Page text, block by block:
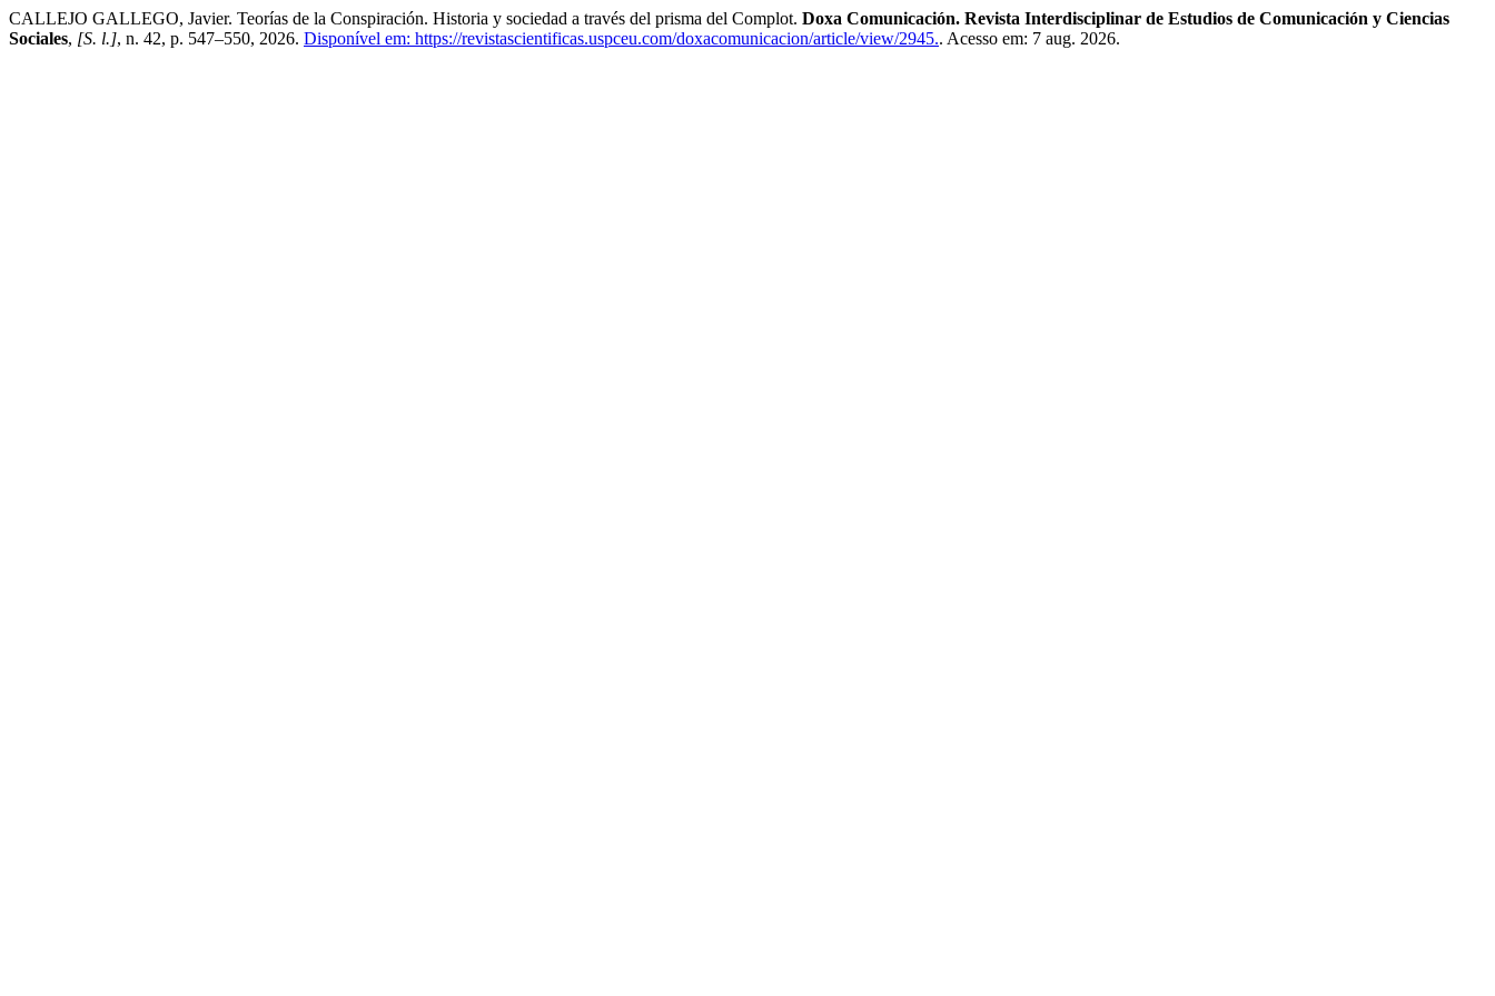
CALLEJO GALLEGO, Javier. Teorías de la Conspiración. Historia y sociedad a través del prisma del Complot. Doxa Comunicación. Revista Interdisciplinar de Estudios de Comunicación y Ciencias
Sociales, [S. l.], n. 42, p. 547–550, 2026. Disponível em: https://revistascientificas.uspceu.com/doxacomunicacion/article/view/2945.. Acesso em: 7 aug. 2026.